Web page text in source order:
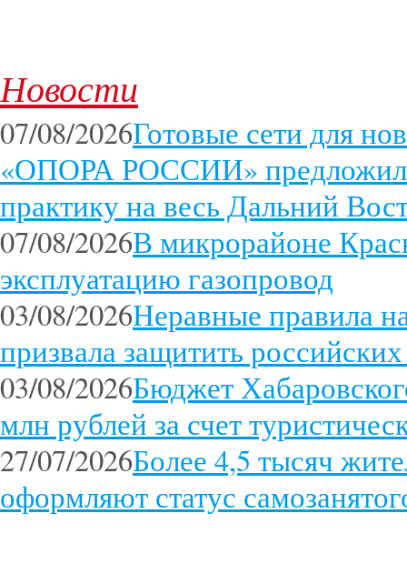
Новости
07/08/2026Готовые сети для
«ОПОРА РОССИИ»
практику на весь Дальний
07/08/2026В микрорайоне
эксплуатацию газопровод
03/08/2026Неравные правила
призвала защитить
03/08/2026Бюджет
млн рублей за счет
27/07/2026Более 4,5 тысяч
оформляют статус